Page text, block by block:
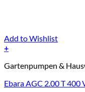
Add to Wishlist
+
Gartenpumpen &
Ebara AGC 2.00 T 400